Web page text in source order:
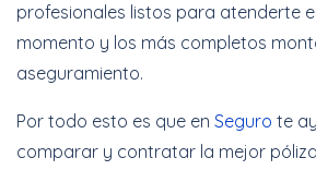
profesionales listos para atenderte
momento y los más completos
aseguramiento.
Por todo esto es que en Seguro te
comparar y contratar la mejor